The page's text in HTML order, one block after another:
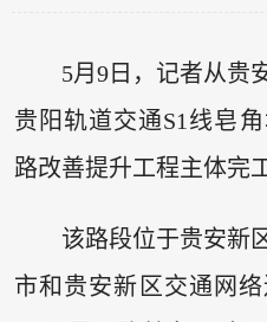
5月9日，记者从贵
贵阳轨道交通S1线皂
路改善提升工程主体完工
该路段位于贵安新
市和贵安新区交通网